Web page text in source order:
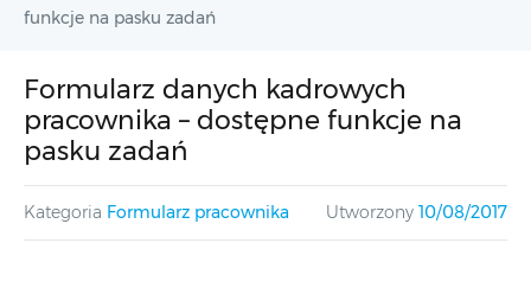
funkcje na pasku zadań
Formularz danych kadrowych
pracownika – dostępne funkcje na
pasku zadań
Kategoria Formularz pracownika Utworzony 10/08/2017